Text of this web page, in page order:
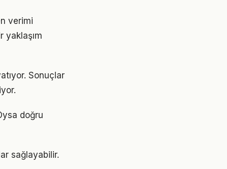
verimi
yaklaşım
Sonuçlar
doğru
sağlayabilir.